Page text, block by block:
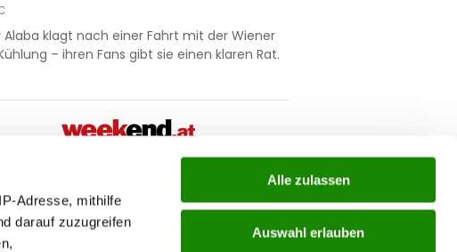
Adresse, mithilfe
darauf zuzugreifen
Alle zulassen
Auswahl erlauben
Alaba klagt nach einer Fahrt mit der Wiener
– ihren Fans gibt sie einen klaren Rat.